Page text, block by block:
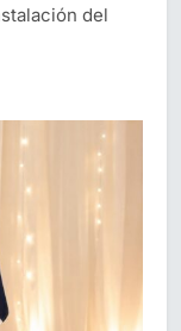
del